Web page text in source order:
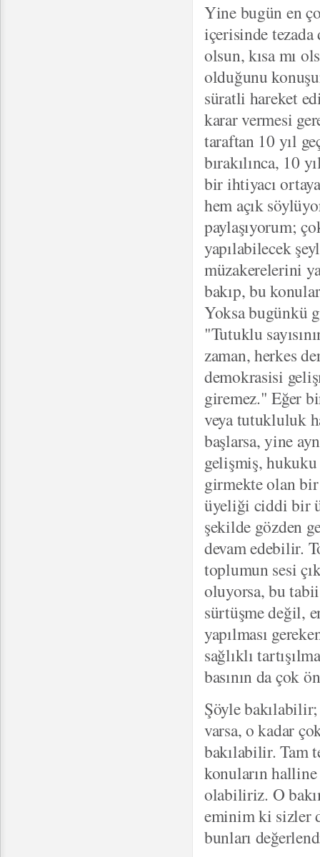
Yine bugün en
içerisinde
olsun, kısa mı
olduğunu
süratli hareket
karar vermesi
taraftan 10 yıl
bırakılınca, 10
bir ihtiyacı
hem açık
paylaşıyorum;
yapılabilecek
müzakerelerini
bakıp, bu
Yoksa bugünkü
"Tutuklu
zaman, herkes
demokrasisi
giremez." Eğer
veya tutukluluk
başlarsa, yine
gelişmiş, hukuku
girmekte olan
üyeliği ciddi bir
şekilde gözden
devam edebilir.
toplumun sesi
oluyorsa, bu
sürtüşme değil,
yapılması
sağlıklı
basının da çok
Şöyle
varsa, o kadar
bakılabilir. Tam
konuların
olabiliriz. O
eminim ki sizler
bunları